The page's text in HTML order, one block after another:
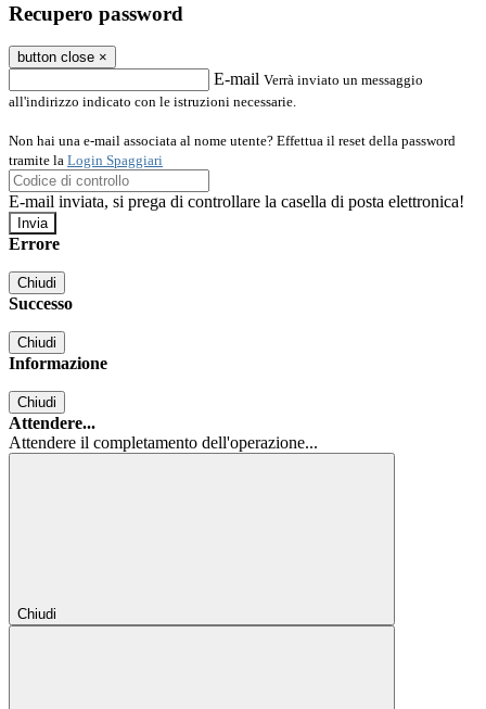
Recupero password
button close ×
E-mail Verrà inviato un messaggio
all'indirizzo indicato con le istruzioni necessarie.
Non hai una e-mail associata al nome utente? Effettua il reset della password
tramite la Login Spaggiari
E-mail inviata, si prega di controllare la casella di posta elettronica!
Errore
Chiudi
Successo
Chiudi
Informazione
Chiudi
Attendere...
Attendere il completamento dell'operazione...
Chiudi